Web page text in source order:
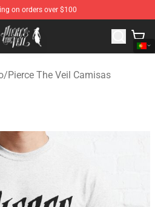
on orders over $100
- Official Pierce The Veil
/Pierce The Veil Camisas